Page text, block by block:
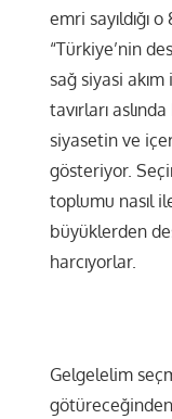
emri sayıldığı
“Türkiye’nin
sağ siyasi
tavırları
siyasetin ve
gösteriyor.
toplumu nasıl
büyüklerden
harcıyorlar.
Gelgelelim